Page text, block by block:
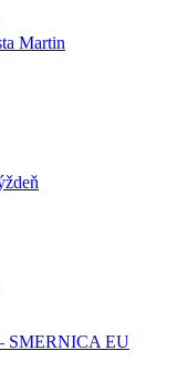
Martin
SMERNICA EU